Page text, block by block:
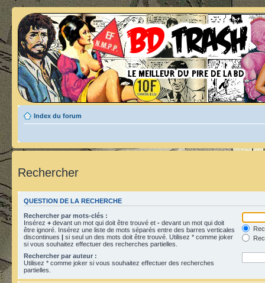
Index du forum
Rechercher
QUESTION DE LA RECHERCHE
Rechercher par mots-clés :
Insérez + devant un mot qui doit être trouvé et - devant un mot qui doit
être ignoré. Insérez une liste de mots séparés entre des barres verticales
discontinues | si seul un des mots doit être trouvé. Utilisez * comme joker
si vous souhaitez effectuer des recherches partielles.
Rechercher par auteur :
Utilisez * comme joker si vous souhaitez effectuer des recherches
partielles.